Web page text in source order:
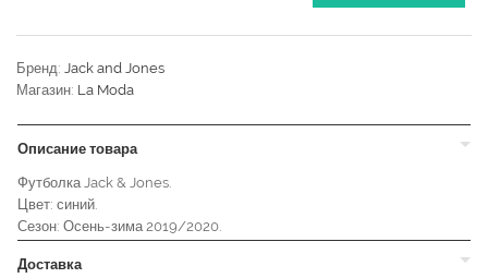
Бренд: Jack and Jones
Магазин: La Moda
Описание товара
Футболка Jack & Jones.
Цвет: синий.
Сезон: Осень-зима 2019/2020.
Доставка